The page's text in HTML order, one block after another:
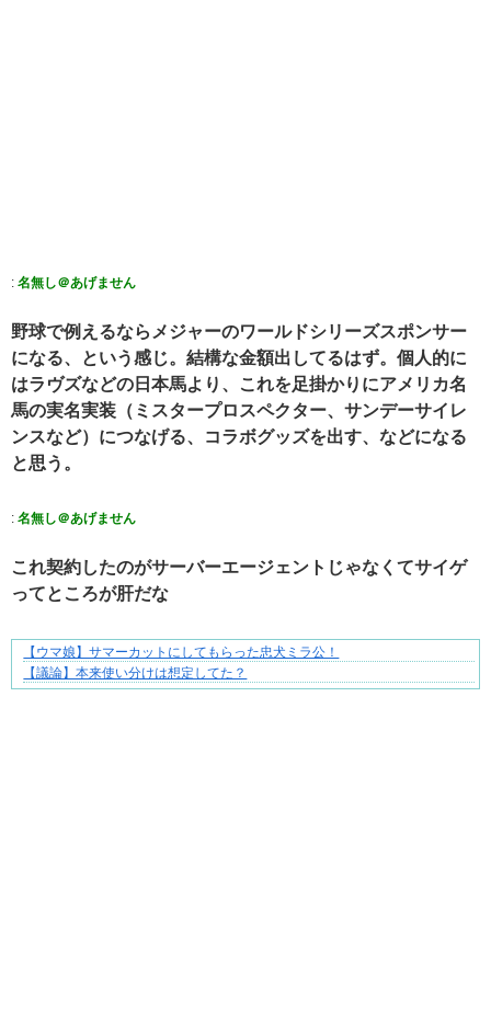
: 名無し＠あげません
野球で例えるならメジャーのワールドシリーズスポンサー
になる、という感じ。結構な金額出してるはず。個人的に
はラヴズなどの日本馬より、これを足掛かりにアメリカ名
馬の実名実装（ミスタープロスペクター、サンデーサイレ
ンスなど）につなげる、コラボグッズを出す、などになる
と思う。
: 名無し＠あげません
これ契約したのがサーバーエージェントじゃなくてサイゲ
ってところが肝だな
身近すぎる“厄介な人たち”が大集合！
【ウマ娘】サマーカットにしてもらった忠犬ミラ公！
【議論】本来使い分けは想定してた？